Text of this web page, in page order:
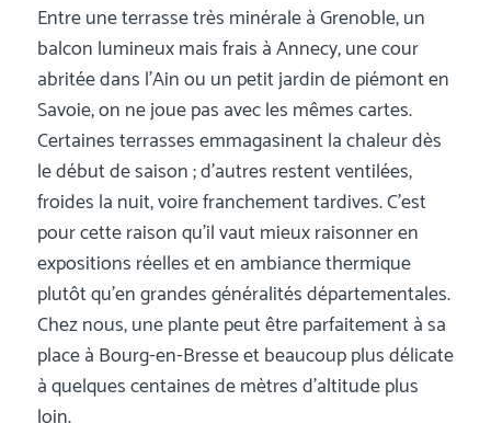
Entre une terrasse très minérale à Grenoble, un
balcon lumineux mais frais à Annecy, une cour
abritée dans l’Ain ou un petit jardin de piémont en
Savoie, on ne joue pas avec les mêmes cartes.
Certaines terrasses emmagasinent la chaleur dès
le début de saison ; d’autres restent ventilées,
froides la nuit, voire franchement tardives. C’est
pour cette raison qu’il vaut mieux raisonner en
expositions réelles et en ambiance thermique
plutôt qu’en grandes généralités départementales.
Chez nous, une plante peut être parfaitement à sa
place à Bourg-en-Bresse et beaucoup plus délicate
à quelques centaines de mètres d’altitude plus
loin.